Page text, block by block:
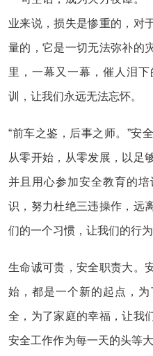
业来说，损失是惨重的，对
量的，它是一切无法弥补的
里，一幕又一幕，催人泪
训，让我们永远无法忘怀。
“前车之鉴，后事之师。”安
从零开始，从零发展，以足
并且用心参加安全教育的
识，努力杜绝三违操作，远
们的一个习惯，让我们的行为
生命诚可贵，安全职责大。
始，都是一个新的起点，
全，为了家庭的幸福，让我
安全工作作为每一天的头等